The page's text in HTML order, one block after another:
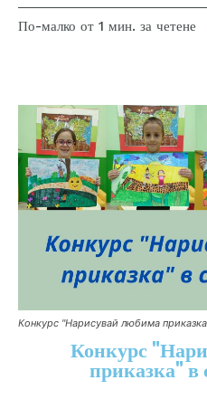
По-малко от 1 мин. за четене
Конкурс "Нарисувай любима
Конкурс
приказка" в